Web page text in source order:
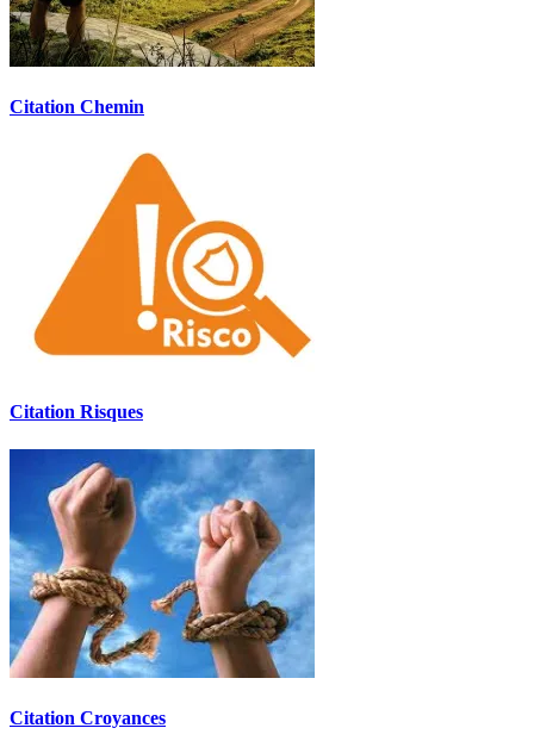
Citation Chemin
Citation Risques
Citation Croyances